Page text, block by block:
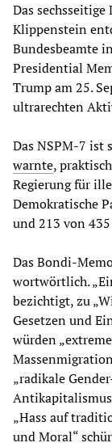
Das
Klippenstein
Bundesbeamte
Presidential
Trump am 25.
ultrarechten
Das NSPM-7 ist
warnte,
Regierung für
Demokratische
und 213 von
Das Bondi-
wortwörtlich.
bezichtigt, zu
Gesetzen und
würden
„radikale
„Hass auf
und Moral“